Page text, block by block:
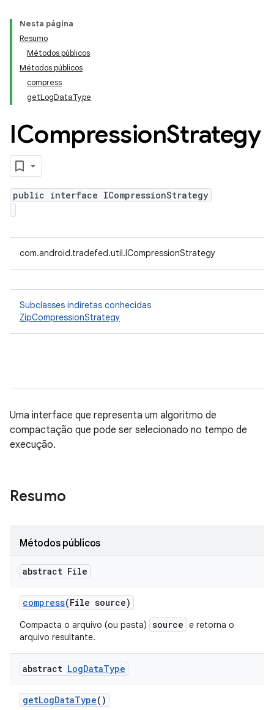
Nesta página
Resumo
Métodos públicos
Métodos públicos
compress
getLogDataType
ICompressionStrategy
public interface ICompressionStrategy
com.android.tradefed.util.ICompressionStrategy
Subclasses indiretas conhecidas
ZipCompressionStrategy
Uma interface que representa um algoritmo de
compactação que pode ser selecionado no tempo de
execução.
Resumo
Métodos públicos
abstract File
compress(File source)
Compacta o arquivo (ou pasta) source e retorna o
arquivo resultante.
abstract LogDataType
getLogDataType()